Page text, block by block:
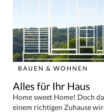
BAUEN & WOHNEN
Alles für Ihr Haus
Home sweet Home! Doch
einem richtigen Zuhause